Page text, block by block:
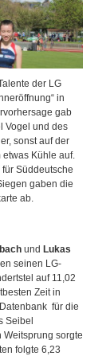
der LG
in
gab
Vogel und des
sonst auf der
Kühle auf.
Süddeutsche
gaben die
ab.
und Lukas
seinen LG-
auf 11,02
Zeit in
für die
Seibel
Weitsprung sorgte
folgte 6,23